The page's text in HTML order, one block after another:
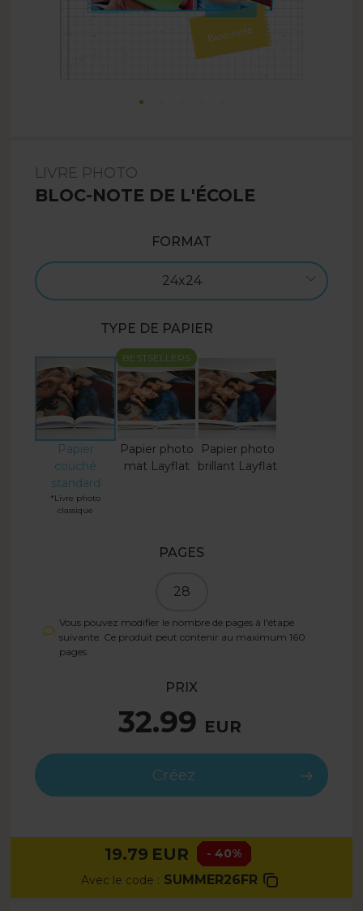
LIVRE PHOTO
BLOC-NOTE DE L'ÉCOLE
FORMAT
24x24
TYPE DE PAPIER
Papier
couché
standard
*Livre photo
classique
BESTSELLERS
Papier photo
mat Layflat
Papier photo
brillant Layflat
PAGES
28
Vous pouvez modifier le nombre de pages à l'étape
suivante. Ce produit peut contenir au maximum 160
pages.
PRIX
32.99 EUR
Créez
19.79 EUR
- 40%
Avec le code : SUMMER26FR